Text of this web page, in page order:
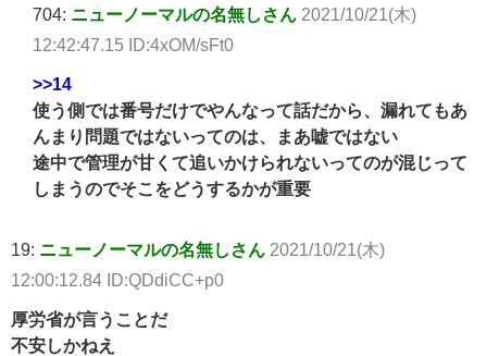
704: ニューノーマルの名無しさん 2021/10/21(木)
12:42:47.15 ID:4xOM/sFt0
>>14
使う側では番号だけでやんなって話だから、漏れてもあ
んまり問題ではないってのは、まあ嘘ではない
途中で管理が甘くて追いかけられないってのが混じって
しまうのでそこをどうするかが重要
19: ニューノーマルの名無しさん 2021/10/21(木)
12:00:12.84 ID:QDdiCC+p0
厚労省が言うことだ
不安しかねえ